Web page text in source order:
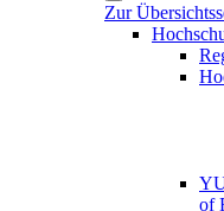
Zur
of